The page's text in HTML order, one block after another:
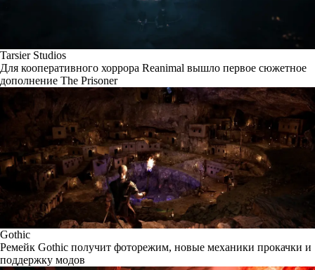
Tarsier Studios
Для кооперативного хоррора Reanimal вышло первое сюжетное
дополнение The Prisoner
Gothic
Ремейк Gothic получит фоторежим, новые механики прокачки и
поддержку модов